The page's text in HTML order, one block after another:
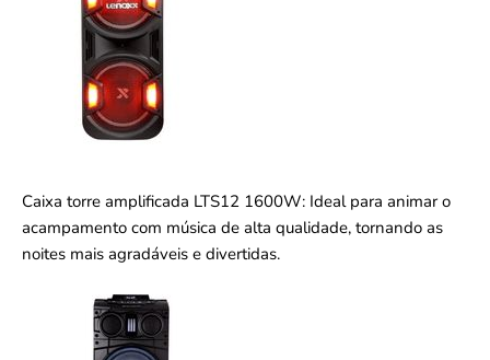
Caixa torre amplificada LTS12 1600W: Ideal para animar o
acampamento com música de alta qualidade, tornando as
noites mais agradáveis e divertidas.